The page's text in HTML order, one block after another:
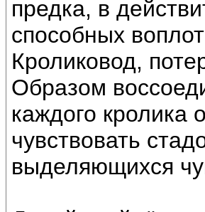
предка, в
способных
Кроликовод,
Образом
каждого кролика
чувствовать
выделяющихся